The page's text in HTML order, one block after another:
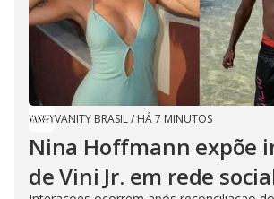
VANITY BRASIL/ HÁ 7 MINUTOS
Nina Hoffmann expõe
de Vini Jr. em rede